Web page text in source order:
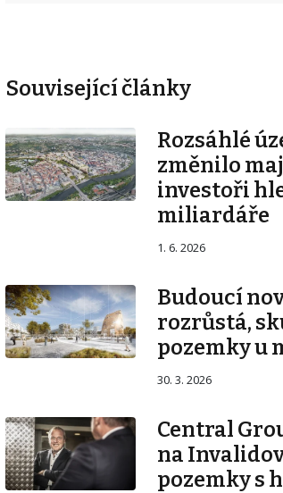
Související články
Rozsáhlé
změnilo
investoři
miliardáře
1. 6. 2026
Budoucí
rozrůstá,
pozemky u
30. 3. 2026
Central
na
pozemky s